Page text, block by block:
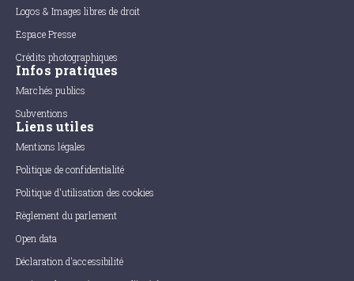
Logos & Images libres de droit
Espace Presse
Crédits photographiques
Infos pratiques
Marchés publics
Subventions
Liens utiles
Mentions légales
Politique de confidentialité
Politique d'utilisation des cookies
Règlement du parlement
Open data
Déclaration d'accessibilité